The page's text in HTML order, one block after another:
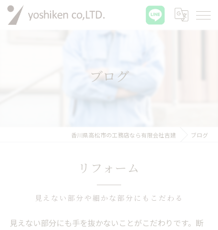
ブログ
香川県高松市の工務店なら有限会社吉建 ブログ
リフォーム
見えない部分や細かな部分にもこだわる
見えない部分にも手を抜かないことがこだわりです。断